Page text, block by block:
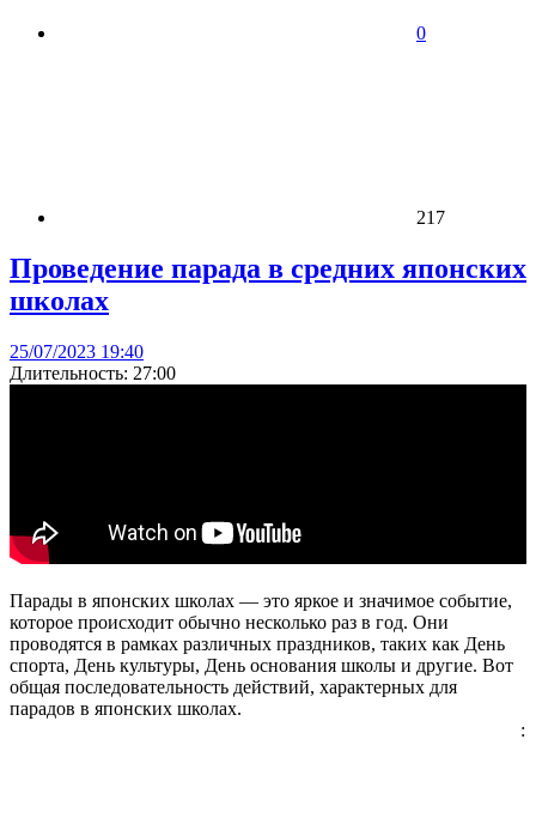
0
217
Проведение парада в средних японских
школах
25/07/2023 19:40
Длительность: 27:00
Парады в японских школах — это яркое и значимое событие,
которое происходит обычно несколько раз в год. Они
проводятся в рамках различных праздников, таких как День
спорта, День культуры, День основания школы и другие. Вот
общая последовательность действий, характерных для
парадов в японских школах.
: